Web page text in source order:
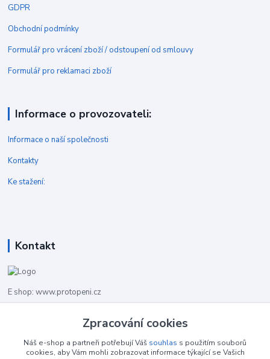
GDPR
Obchodní podmínky
Formulář pro vrácení zboží / odstoupení od smlouvy
Formulář pro reklamaci zboží
Informace o provozovateli:
Informace o naší společnosti
Kontakty
Ke stažení:
Kontakt
E shop: www.protopeni.cz
+420 483 710 226Zpracování cookies
Náš e-shop a partneři potřebují Váš souhlas s použitím souborů
cookies, aby Vám mohli zobrazovat informace týkající se Vašich